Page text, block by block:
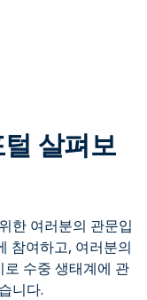
살펴보
한 여러분의 관문입
참여하고, 여러분의
수중 생태계에 관
니다.